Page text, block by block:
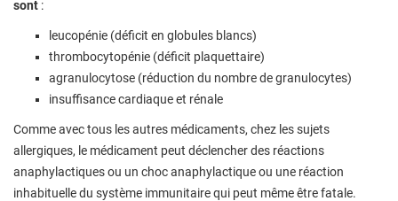
sont :
leucopénie (déficit en globules blancs)
thrombocytopénie (déficit plaquettaire)
agranulocytose (réduction du nombre de granulocytes)
insuffisance cardiaque et rénale
Comme avec tous les autres médicaments, chez les sujets
allergiques, le médicament peut déclencher des réactions
anaphylactiques ou un choc anaphylactique ou une réaction
inhabituelle du système immunitaire qui peut même être fatale.